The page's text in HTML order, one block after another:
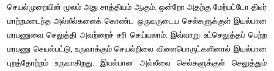
மரபணு சிகிச்சை (Gene therapy)
பிறக்கும்போதே ஒரு மனிதன் மரபிய நோயோடு